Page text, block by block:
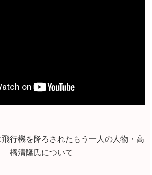
行機を降ろされたもう一人の人物・高
橋清隆氏について